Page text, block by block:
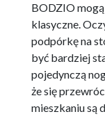
BODZIO
klasyczne.
podpórkę na
być bardziej
pojedynczą
że się
mieszkaniu są